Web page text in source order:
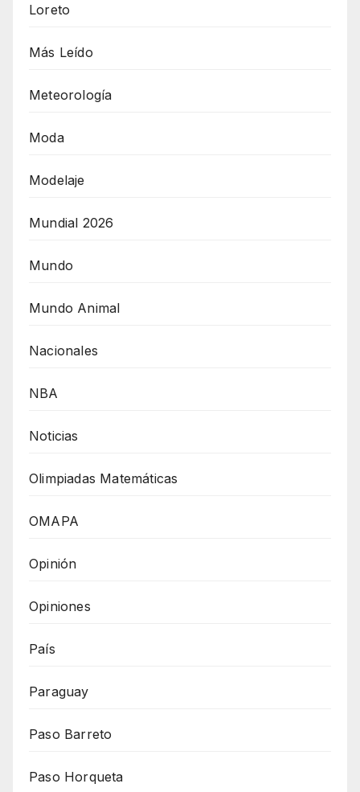
Loreto
Más Leído
Meteorología
Moda
Modelaje
Mundial 2026
Mundo
Mundo Animal
Nacionales
NBA
Noticias
Olimpiadas Matemáticas
OMAPA
Opinión
Opiniones
País
Paraguay
Paso Barreto
Paso Horqueta